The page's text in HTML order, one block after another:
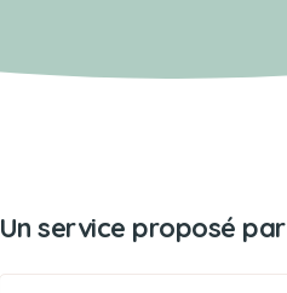
Un service proposé par